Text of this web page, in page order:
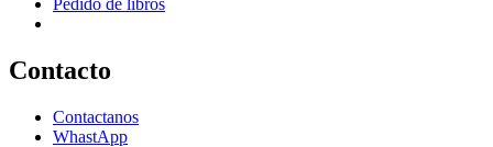
Contacto
Contactanos
WhastApp